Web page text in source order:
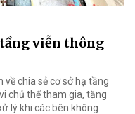
viễn thông
về chia sẻ cơ sở hạ tầng
chủ thể tham gia, tăng
lý khi các bên không